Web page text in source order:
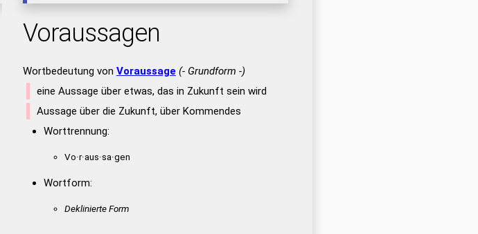
Voraussagen
Wortbedeutung von Voraussage (- Grundform -)
eine Aussage über etwas, das in Zukunft sein wird
Aussage über die Zukunft, über Kommendes
Worttrennung:
Vo·r·aus·sa·gen
Wortform:
Deklinierte Form